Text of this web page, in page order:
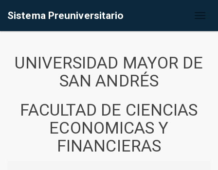
Sistema Preuniversitario
UNIVERSIDAD MAYOR DE
SAN ANDRÉS
FACULTAD DE CIENCIAS
ECONOMICAS Y
FINANCIERAS